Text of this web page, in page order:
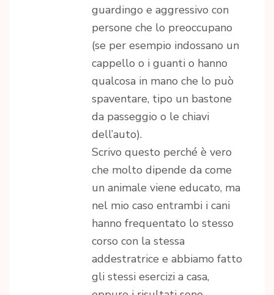
guardingo e aggressivo con
persone che lo preoccupano
(se per esempio indossano un
cappello o i guanti o hanno
qualcosa in mano che lo può
spaventare, tipo un bastone
da passeggio o le chiavi
dell’auto).
Scrivo questo perché è vero
che molto dipende da come
un animale viene educato, ma
nel mio caso entrambi i cani
hanno frequentato lo stesso
corso con la stessa
addestratrice e abbiamo fatto
gli stessi esercizi a casa,